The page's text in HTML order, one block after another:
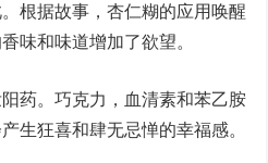
根据故事，杏仁糊的应用唤醒
味和味道增加了欲望。
药。巧克力，血清素和苯乙胺
生狂喜和肆无忌惮的幸福感。